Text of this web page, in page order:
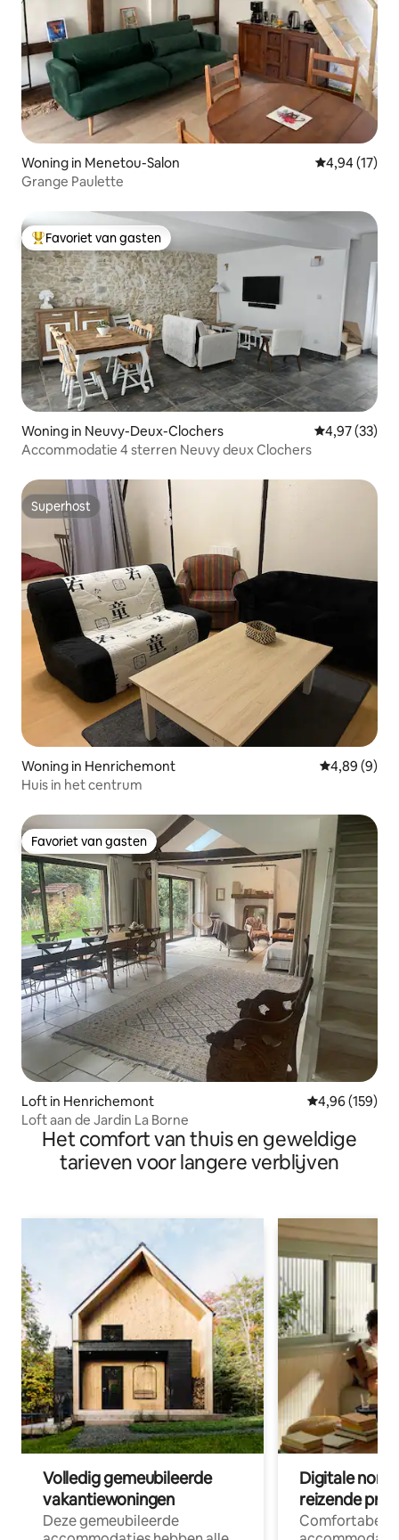
Woning in Menetou-Salon Gemiddelde
4,94 (17)
Grange Paulette
Topfavoriet van gasten
Favoriet van gasten
Woning in Neuvy-Deux-Clochers Gemiddelde
4,97 (33)
Accommodatie 4 sterren Neuvy deux Clochers
Superhost
Superhost
Woning in Henrichemont Gemiddelde
4,89 (9)
Huis in het centrum
Favoriet van gasten
Favoriet van gasten
Loft in Henrichemont Gemiddelde
4,96 (159)
Loft aan de Jardin La Borne
Het comfort van thuis en geweldige
tarieven voor langere verblijven
Volledig gemeubileerde
vakantiewoningen
Deze gemeubileerde
Digitale
reizende
Comfortabele